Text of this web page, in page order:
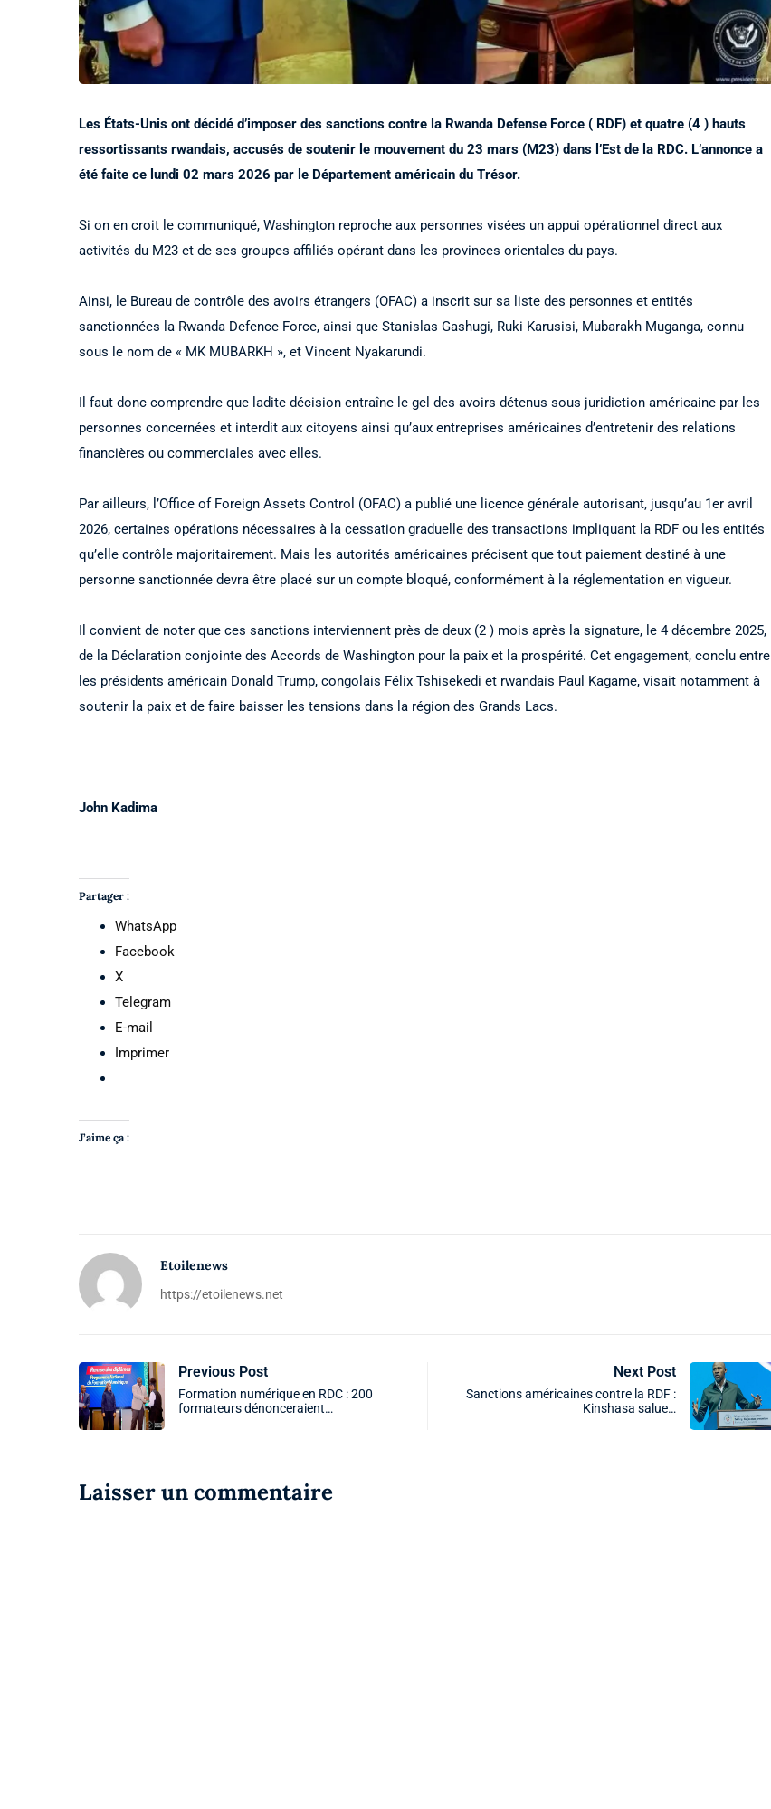
Les États-Unis ont décidé d’imposer des sanctions contre la Rwanda Defense Force ( RDF) et quatre (4 ) hauts
ressortissants rwandais, accusés de soutenir le mouvement du 23 mars (M23) dans l’Est de la RDC. L’annonce a
été faite ce lundi 02 mars 2026 par le Département américain du Trésor.
Si on en croit le communiqué, Washington reproche aux personnes visées un appui opérationnel direct aux
activités du M23 et de ses groupes affiliés opérant dans les provinces orientales du pays.
Ainsi, le Bureau de contrôle des avoirs étrangers (OFAC) a inscrit sur sa liste des personnes et entités
sanctionnées la Rwanda Defence Force, ainsi que Stanislas Gashugi, Ruki Karusisi, Mubarakh Muganga, connu
sous le nom de « MK MUBARKH », et Vincent Nyakarundi.
Il faut donc comprendre que ladite décision entraîne le gel des avoirs détenus sous juridiction américaine par les
personnes concernées et interdit aux citoyens ainsi qu’aux entreprises américaines d’entretenir des relations
financières ou commerciales avec elles.
Par ailleurs, l’Office of Foreign Assets Control (OFAC) a publié une licence générale autorisant, jusqu’au 1er avril
2026, certaines opérations nécessaires à la cessation graduelle des transactions impliquant la RDF ou les entités
qu’elle contrôle majoritairement. Mais les autorités américaines précisent que tout paiement destiné à une
personne sanctionnée devra être placé sur un compte bloqué, conformément à la réglementation en vigueur.
Il convient de noter que ces sanctions interviennent près de deux (2 ) mois après la signature, le 4 décembre 2025,
de la Déclaration conjointe des Accords de Washington pour la paix et la prospérité. Cet engagement, conclu entre
les présidents américain Donald Trump, congolais Félix Tshisekedi et rwandais Paul Kagame, visait notamment à
soutenir la paix et de faire baisser les tensions dans la région des Grands Lacs.
John Kadima
Partager :
WhatsApp
Facebook
X
Telegram
E-mail
Imprimer
J’aime ça :
Etoilenews
https://etoilenews.net
Previous Post
Formation numérique en RDC : 200
formateurs dénonceraient…
Next Post
Sanctions américaines contre la RDF :
Kinshasa salue…
Laisser un commentaire